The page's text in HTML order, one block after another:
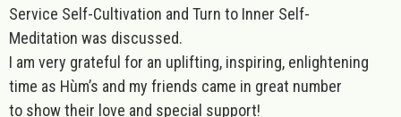
Service Self-Cultivation and Turn to Inner Self-
Meditation was discussed.
I am very grateful for an uplifting, inspiring, enlightening
time as Hùm’s and my friends came in great number
to show their love and special support!